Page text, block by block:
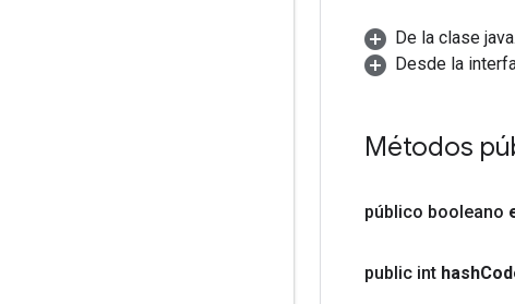
De la clase
Desde la
Métodos
público booleano
public int hash